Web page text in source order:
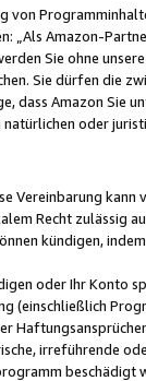
von
„Als Amazon-
Sie ohne
Sie dürfen die
dass Amazon Sie
oder
Vereinbarung kann
Recht zulässig
kündigen,
oder Ihr Konto
(einschließlich
irreführende